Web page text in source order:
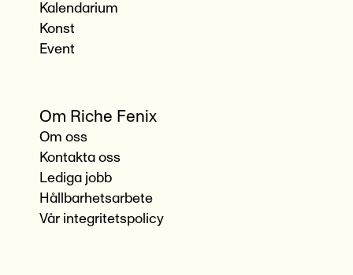
Kalendarium
Konst
Event
Om Riche Fenix
Om oss
Kontakta oss
Lediga jobb
Hållbarhetsarbete
Vår integritetspolicy